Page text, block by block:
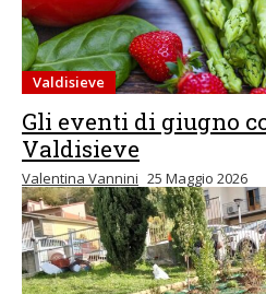
Valdisieve
Gli eventi di giugno
Valdisieve
Valentina Vannini 25 Maggio 2026